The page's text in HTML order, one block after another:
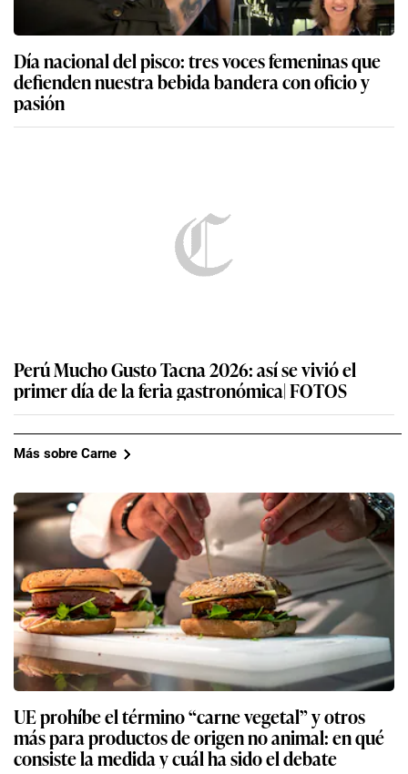
Día nacional del pisco: tres voces femeninas que
defienden nuestra bebida bandera con oficio y
pasión
Perú Mucho Gusto Tacna 2026: así se vivió el
primer día de la feria gastronómica| FOTOS
Más sobre Carne
UE prohíbe el término “carne vegetal” y otros
más para productos de origen no animal: en qué
consiste la medida y cuál ha sido el debate